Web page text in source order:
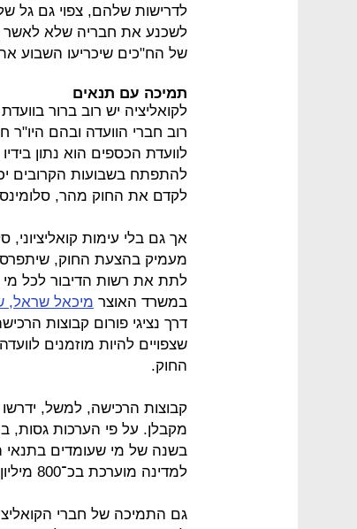
לדרישות שלהם, צפוי גם גל של
לשכנע את חבריה שלא
של הח"כים שיכריעו השבוע את
תמיכה עם תנאים
לקואליציה יש רוב ברור
רוב חברי הוועדה ובהם היו"ר
לוועדת הכספים הוא נתון
להתפתח בשבועות הקרובים
לקדם את החוק מהר,
אך גם בלי עימות קואליציוני,
מעמיק בהצעת החוק, שיתפרס
לתת את רשות הדיבור לכל
במשרד האוצר מיכאל שראל,
שצפויים להיות מוזמנים
החוק.
קבוצות הרכישה, למשל,
בשנה של מי שעומדים בתנאי
למדינה מוערכת בכ־800 מיליון שקל בשנה.
גם התמיכה של חברי